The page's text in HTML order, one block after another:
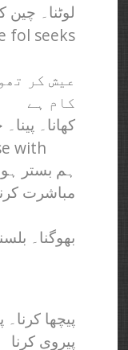
لوٹنا۔ چین
fol seeks
عیش کر
کام ہے
کھانا۔
with
ہم بستر
مباشرت
بھوگنا۔
پیچھا کرنا۔
پیروی کرنا